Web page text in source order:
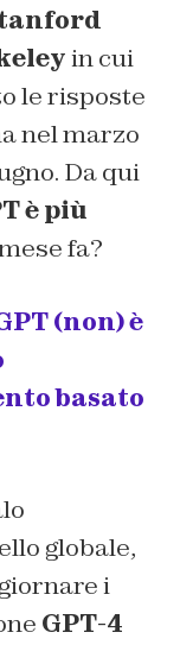
in cui
le risposte
nel marzo
Da qui
è più
fa?
(non) è
basato
globale,
i
GPT-4